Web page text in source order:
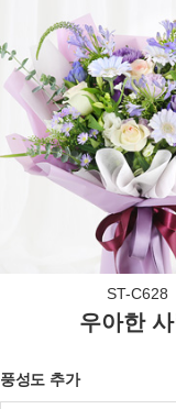
ST-C628
우아한
풍성도 추가